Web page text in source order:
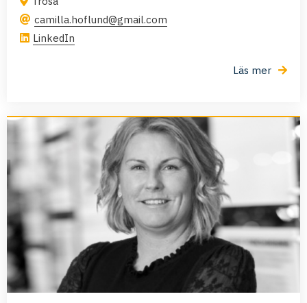
camilla.hoflund@gmail.com
LinkedIn
Läs mer